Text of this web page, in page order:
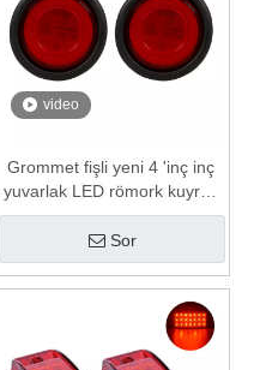
video
Grommet fişli yeni 4 'inç inç
yuvarlak LED römork kuyruk
lambaları
Sor